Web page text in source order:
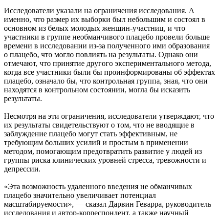
Исследователи указали на ограничения исследования. А
именно, что размер их выборки был небольшим и состоял в
основном из белых молодых женщин-участниц, и что
участники в группе необманчивого плацебо провели больше
времени в исследовании из-за полученного ими образования
о плацебо, что могло повлиять на результаты. Однако они
отмечают, что принятие другого экспериментального метода,
когда все участники были бы проинформированы об эффектах
плацебо, означало бы, что контрольная группа, зная, что они
находятся в контрольном состоянии, могла бы исказить
результаты.
Несмотря на эти ограничения, исследователи утверждают, что
их результаты свидетельствуют о том, что не вводящие в
заблуждение плацебо могут стать эффективным, не
требующим больших усилий и простым в применении
методом, помогающим предотвратить развитие у людей из
группы риска клинических уровней стресса, тревожности и
депрессии.
«Эта возможность удаленного введения не обманчивых
плацебо значительно увеличивает потенциал
масштабируемости», — сказал Дарвин Геварра, руководитель
исследования и автор-корреспондент, а также научный